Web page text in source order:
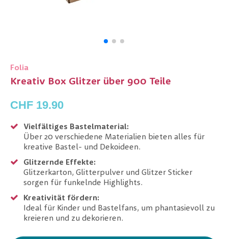
Folia
Kreativ Box Glitzer über 900 Teile
CHF 19.90
Vielfältiges Bastelmaterial:
Über 20 verschiedene Materialien bieten alles für
kreative Bastel- und Dekoideen.
Glitzernde Effekte:
Glitzerkarton, Glitterpulver und Glitzer Sticker
sorgen für funkelnde Highlights.
Kreativität fördern:
Ideal für Kinder und Bastelfans, um phantasievoll zu
kreieren und zu dekorieren.